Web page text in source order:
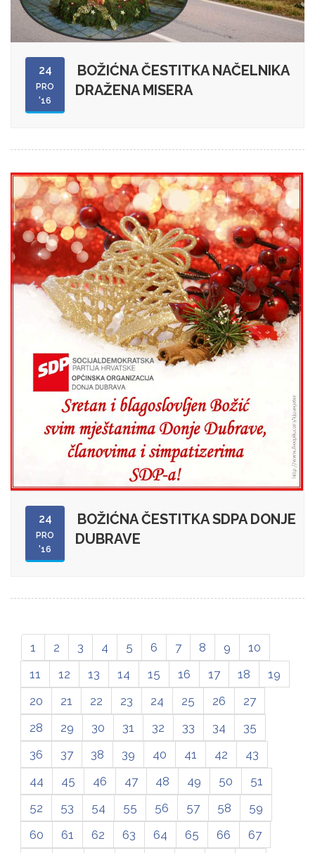
24
PRO
'16
BOŽIĆNA ČESTITKA NAČELNIKA
DRAŽENA MISERA
24
PRO
'16
BOŽIĆNA ČESTITKA SDPA DONJE
DUBRAVE
1 2 3 4 5 6 7 8 9
10
11
12 13 14 15 16 17 18
19
20
21 22 23 24 25 26
27
28
29 30 31 32 33 34
35
36
37 38 39 40 41 42
43
44
45 46 47 48 49 50
51
52
53 54 55 56 57 58
59
60
61 62 63 64 65 66
67